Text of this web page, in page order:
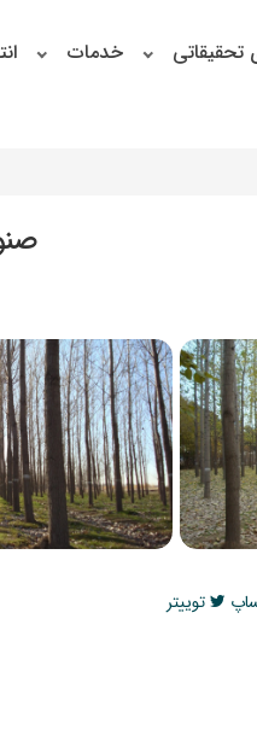
تحقیقاتی خدمات
توییتر